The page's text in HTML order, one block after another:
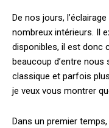
De nos jours,
nombreux intérieurs. Il
disponibles, il est donc
beaucoup d’entre nous
classique et parfois
je veux vous montrer
Dans un premier